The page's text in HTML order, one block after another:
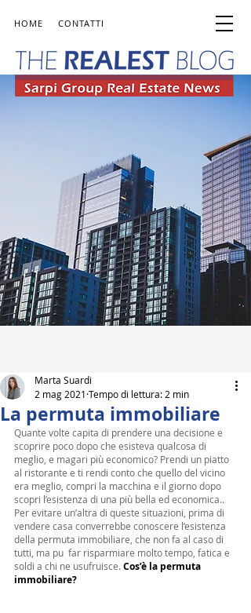
HOME CONTATTI
La permuta immobiliare
Marta Suardi
2 mag 2021 Tempo di lettura: 2 min
Quante volte capita di prendere una decisione e
scoprire poco dopo che esisteva qualcosa di
meglio, e magari più economico? Prendi un piatto
al ristorante e ti rendi conto che quello del vicino
era meglio, compri la macchina e il giorno dopo
scopri l’esistenza di una più bella ed economica..
Per evitare un’altra di queste situazioni, prima di
vendere casa converrebbe conoscere l’esistenza
della permuta immobiliare, che non fa al caso di
tutti, ma pu  far risparmiare molto tempo, fatica e
soldi a chi ne usufruisce. Cos’è la permuta
immobiliare?